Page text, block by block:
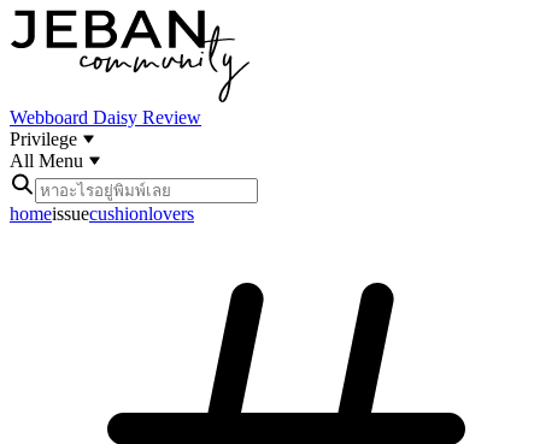
Webboard Daisy Review
Privilege
All Menu
homeissuecushionlovers